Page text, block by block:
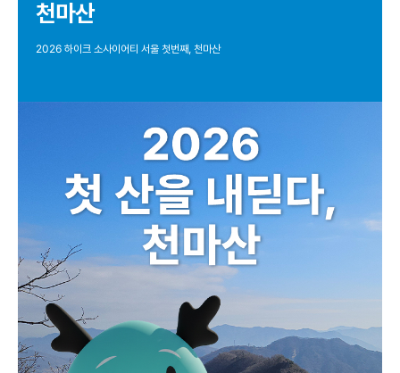
천마산
2026 하이크 소사이어티 서울 첫번째, 천마산